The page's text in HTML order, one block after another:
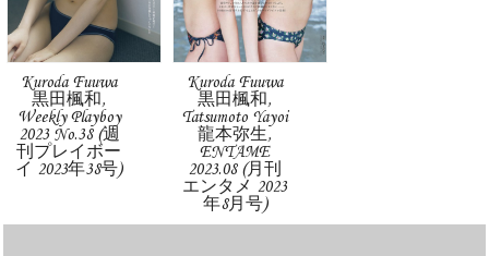
Kuroda Fuuwa
黒田楓和,
Weekly Playboy
2023 No.38 (週
刊プレイボー
イ 2023年38号)
Kuroda Fuuwa
黒田楓和,
Tatsumoto Yayoi
龍本弥生,
ENTAME
2023.08 (月刊
エンタメ 2023
年8月号)